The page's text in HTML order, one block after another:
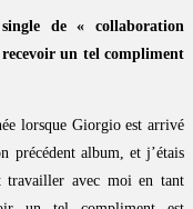
de « collaboration
recevoir un tel compliment
lorsque Giorgio est arrivé
précédent album, et j’étais
avec moi en tant